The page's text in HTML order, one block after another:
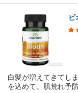
ビ
白髪が増えてきてし
を込めて。肌荒れ予